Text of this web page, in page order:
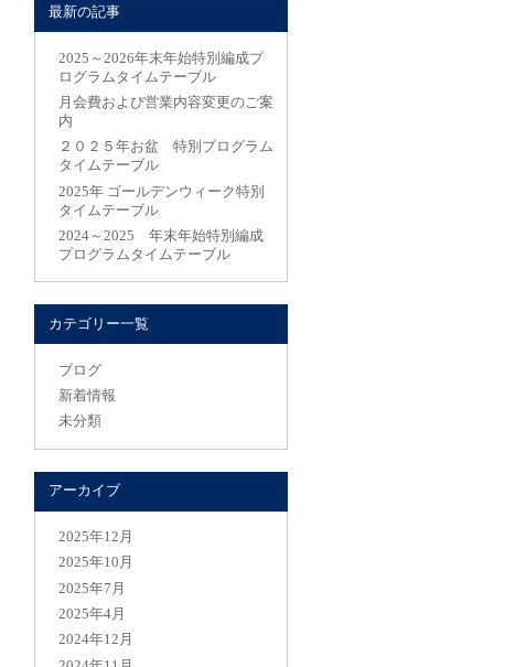
最新の記事
2025～2026年末年始特別編成プ
ログラムタイムテーブル
月会費および営業内容変更のご案
内
２０２５年お盆 特別プログラム
タイムテーブル
2025年 ゴールデンウィーク特別
タイムテーブル
2024～2025 年末年始特別編成
プログラムタイムテーブル
カテゴリー一覧
ブログ
新着情報
未分類
アーカイブ
2025年12月
2025年10月
2025年7月
2025年4月
2024年12月